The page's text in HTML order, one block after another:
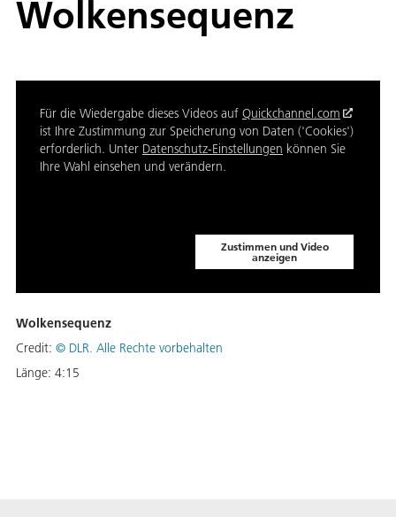
Wolkensequenz
Für die Wiedergabe dieses Videos auf Quickchannel.com
ist Ihre Zustimmung zur Speicherung von Daten ('Cookies')
erforderlich. Unter Datenschutz-Einstellungen können Sie
Ihre Wahl einsehen und verändern.
Zustimmen und Video
anzeigen
Wolkensequenz
Credit: © DLR. Alle Rechte vorbehalten
Länge: 4:15